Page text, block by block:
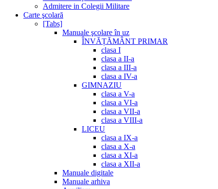
Admitere in Colegii Militare
Carte şcolară
[Tabs]
Manuale şcolare în uz
ÎNVĂȚĂMÂNT PRIMAR
clasa I
clasa a II-a
clasa a III-a
clasa a IV-a
GIMNAZIU
clasa a V-a
clasa a VI-a
clasa a VII-a
clasa a VIII-a
LICEU
clasa a IX-a
clasa a X-a
clasa a XI-a
clasa a XII-a
Manuale digitale
Manuale arhiva